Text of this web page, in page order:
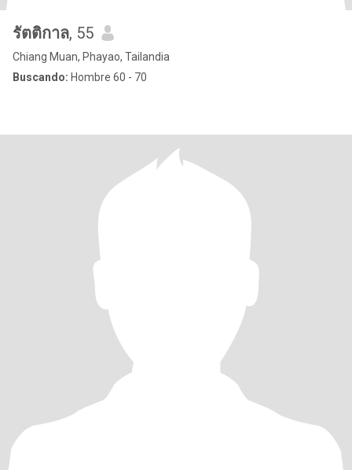
รัตติกาล, 55
Chiang Muan, Phayao, Tailandia
Buscando: Hombre 60 - 70